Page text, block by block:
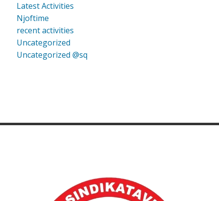
Latest Activities
Njoftime
recent activities
Uncategorized
Uncategorized @sq